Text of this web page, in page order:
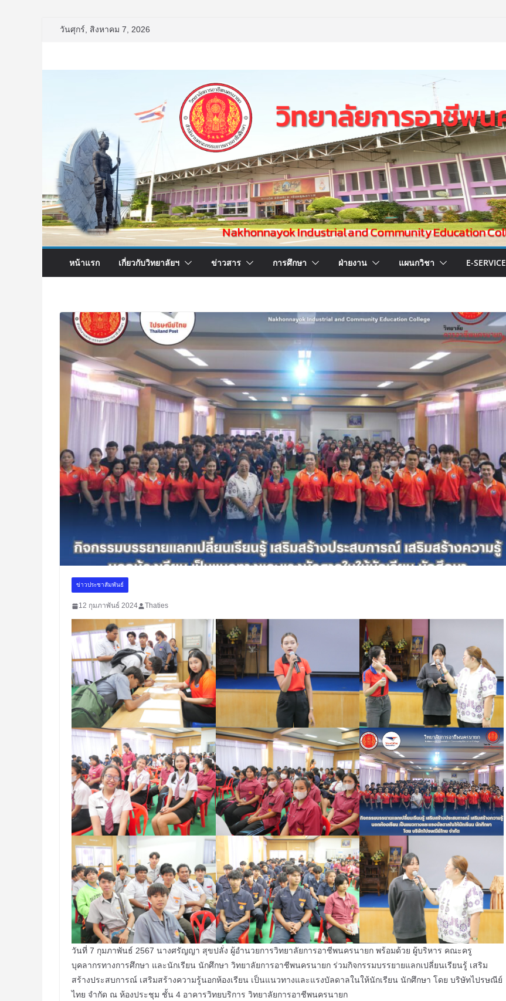
วันศุกร์, สิงหาคม 7, 2026
หน้าแรก เกี่ยวกับวิทยาลัยฯ ข่าวสาร การศึกษา ฝ่ายงาน แผนกวิชา E-SERVICE
ข่าวประชาสัมพันธ์
12 กุมภาพันธ์ 2024 Thaties
วันที่ 7 กุมภาพันธ์ 2567 นางศรัญญา สุขปลั่ง ผู้อำนวยการวิทยาลัยการอาชีพนครนายก พร้อมด้วย ผู้บริหาร คณะครู
บุคลากรทางการศึกษา และนักเรียน นักศึกษา วิทยาลัยการอาชีพนครนายก ร่วมกิจกรรมบรรยายแลกเปลี่ยนเรียนรู้ เสริม
สร้างประสบการณ์ เสริมสร้างความรู้นอกห้องเรียน เป็นแนวทางและแรงบัลดาลในให้นักเรียน นักศึกษา โดย บริษัทไปรษณีย์
ไทย จำกัด ณ ห้องประชุม ชั้น 4 อาคารวิทยบริการ วิทยาลัยการอาชีพนครนายก